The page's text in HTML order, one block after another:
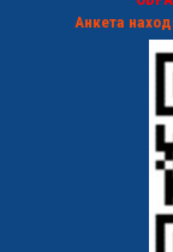
Анкета